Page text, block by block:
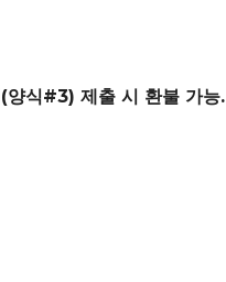
(양식#3) 제출 시 환불 가능.